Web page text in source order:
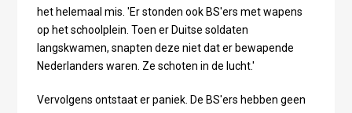
het helemaal mis. 'Er stonden ook BS'ers met wapens
op het schoolplein. Toen er Duitse soldaten
langskwamen, snapten deze niet dat er bewapende
Nederlanders waren. Ze schoten in de lucht.'
Vervolgens ontstaat er paniek. De BS'ers hebben geen